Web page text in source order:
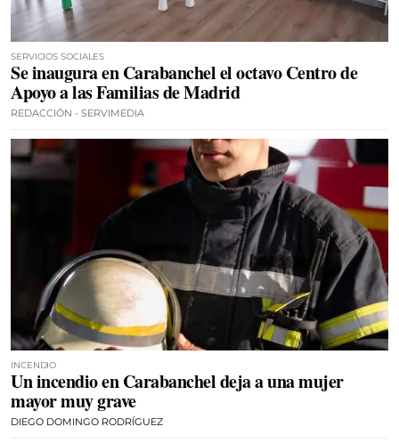
SERVICIOS SOCIALES
Se inaugura en Carabanchel el octavo Centro de
Apoyo a las Familias de Madrid
REDACCIÓN - SERVIMEDIA
INCENDIO
Un incendio en Carabanchel deja a una mujer
mayor muy grave
DIEGO DOMINGO RODRÍGUEZ